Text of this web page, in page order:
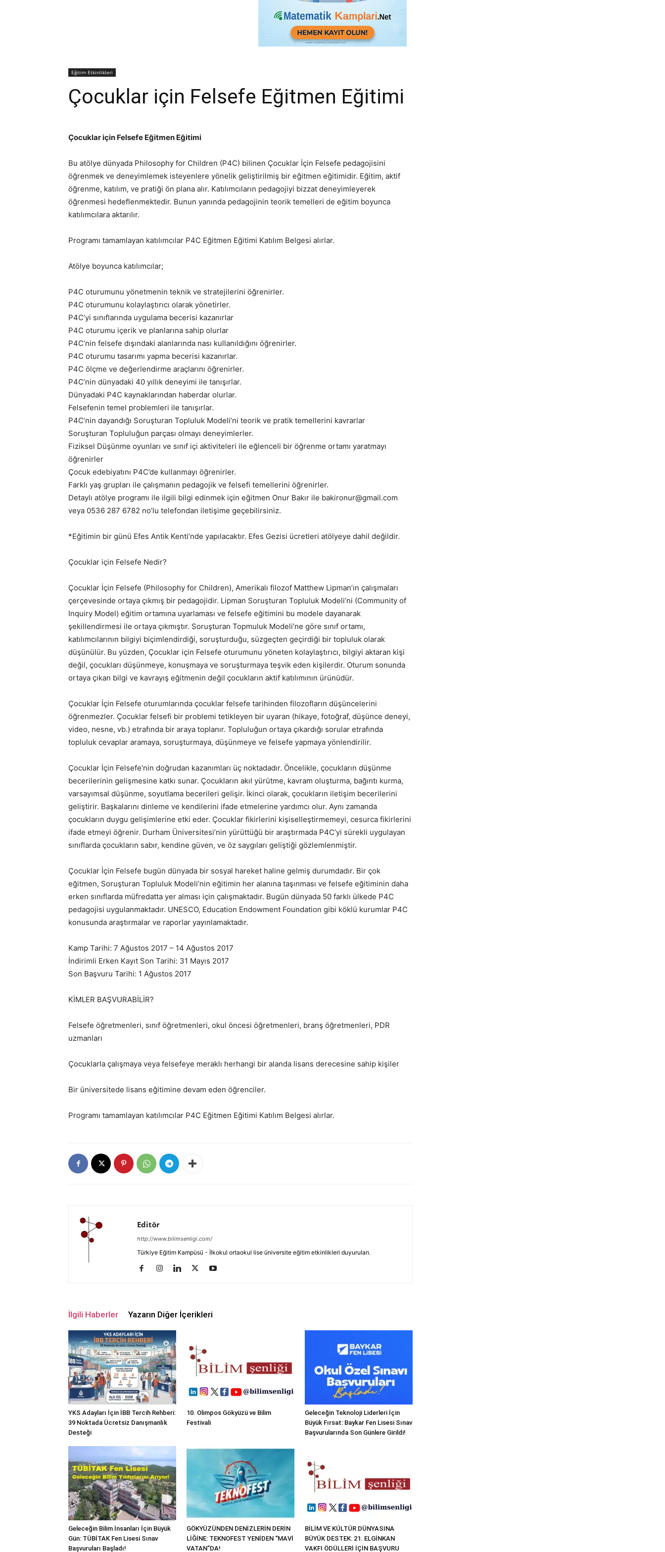
Eğitim Etkinlikleri
Çocuklar için Felsefe Eğitmen Eğitimi
Çocuklar için Felsefe Eğitmen Eğitimi
Bu atölye dünyada Philosophy for Children (P4C) bilinen Çocuklar İçin Felsefe pedagojisini
öğrenmek ve deneyimlemek isteyenlere yönelik geliştirilmiş bir eğitmen eğitimidir. Eğitim, aktif
öğrenme, katılım, ve pratiği ön plana alır. Katılımcıların pedagojiyi bizzat deneyimleyerek
öğrenmesi hedeflenmektedir. Bunun yanında pedagojinin teorik temelleri de eğitim boyunca
katılımcılara aktarılır.
Programı tamamlayan katılımcılar P4C Eğitmen Eğitimi Katılım Belgesi alırlar.
Atölye boyunca katılımcılar;
P4C oturumunu yönetmenin teknik ve stratejilerini öğrenirler.
P4C oturumunu kolaylaştırıcı olarak yönetirler.
P4C’yi sınıflarında uygulama becerisi kazanırlar
P4C oturumu içerik ve planlarına sahip olurlar
P4C’nin felsefe dışındaki alanlarında nası kullanıldığını öğrenirler.
P4C oturumu tasarımı yapma becerisi kazanırlar.
P4C ölçme ve değerlendirme araçlarını öğrenirler.
P4C’nin dünyadaki 40 yıllık deneyimi ile tanışırlar.
Dünyadaki P4C kaynaklarından haberdar olurlar.
Felsefenin temel problemleri ile tanışırlar.
P4C’nin dayandığı Soruşturan Topluluk Modeli’ni teorik ve pratik temellerini kavrarlar
Soruşturan Topluluğun parçası olmayı deneyimlerler.
Fiziksel Düşünme oyunları ve sınıf içi aktiviteleri ile eğlenceli bir öğrenme ortamı yaratmayı
öğrenirler
Çocuk edebiyatını P4C’de kullanmayı öğrenirler.
Farklı yaş grupları ile çalışmanın pedagojik ve felsefi temellerini öğrenirler.
Detaylı atölye programı ile ilgili bilgi edinmek için eğitmen Onur Bakır ile bakironur@gmail.com
veya 0536 287 6782 no’lu telefondan iletişime geçebilirsiniz.
*Eğitimin bir günü Efes Antik Kenti’nde yapılacaktır. Efes Gezisi ücretleri atölyeye dahil değildir.
Çocuklar için Felsefe Nedir?
Çocuklar İçin Felsefe (Philosophy for Children), Amerikalı filozof Matthew Lipman’ın çalışmaları
çerçevesinde ortaya çıkmış bir pedagojidir. Lipman Soruşturan Topluluk Modeli’ni (Community of
Inquiry Model) eğitim ortamına uyarlaması ve felsefe eğitimini bu modele dayanarak
şekillendirmesi ile ortaya çıkmıştır. Soruşturan Topmuluk Modeli’ne göre sınıf ortamı,
katılımcılarının bilgiyi biçimlendirdiği, soruşturduğu, süzgeçten geçirdiği bir topluluk olarak
düşünülür. Bu yüzden, Çocuklar için Felsefe oturumunu yöneten kolaylaştırıcı, bilgiyi aktaran kişi
değil, çocukları düşünmeye, konuşmaya ve soruşturmaya teşvik eden kişilerdir. Oturum sonunda
ortaya çıkan bilgi ve kavrayış eğitmenin değil çocukların aktif katılımının ürünüdür.
Çocuklar İçin Felsefe oturumlarında çocuklar felsefe tarihinden filozofların düşüncelerini
öğrenmezler. Çocuklar felsefi bir problemi tetikleyen bir uyaran (hikaye, fotoğraf, düşünce deneyi,
video, nesne, vb.) etrafında bir araya toplanır. Topluluğun ortaya çıkardığı sorular etrafında
topluluk cevaplar aramaya, soruşturmaya, düşünmeye ve felsefe yapmaya yönlendirilir.
Çocuklar İçin Felsefe’nin doğrudan kazanımları üç noktadadır. Öncelikle, çocukların düşünme
becerilerinin gelişmesine katkı sunar. Çocukların akıl yürütme, kavram oluşturma, bağıntı kurma,
varsayımsal düşünme, soyutlama becerileri gelişir. İkinci olarak, çocukların iletişim becerilerini
geliştirir. Başkalarını dinleme ve kendilerini ifade etmelerine yardımcı olur. Aynı zamanda
çocukların duygu gelişimlerine etki eder. Çocuklar fikirlerini kişiselleştirmemeyi, cesurca fikirlerini
ifade etmeyi öğrenir. Durham Üniversitesi’nin yürüttüğü bir araştırmada P4C’yi sürekli uygulayan
sınıflarda çocukların sabır, kendine güven, ve öz saygıları geliştiği gözlemlenmiştir.
Çocuklar İçin Felsefe bugün dünyada bir sosyal hareket haline gelmiş durumdadır. Bir çok
eğitmen, Soruşturan Topluluk Modeli’nin eğitimin her alanına taşınması ve felsefe eğitiminin daha
erken sınıflarda müfredatta yer alması için çalışmaktadır. Bugün dünyada 50 farklı ülkede P4C
pedagojisi uygulanmaktadır. UNESCO, Education Endowment Foundation gibi köklü kurumlar P4C
konusunda araştırmalar ve raporlar yayınlamaktadır.
Kamp Tarihi: 7 Ağustos 2017 – 14 Ağustos 2017
İndirimli Erken Kayıt Son Tarihi: 31 Mayıs 2017
Son Başvuru Tarihi: 1 Ağustos 2017
KİMLER BAŞVURABİLİR?
Felsefe öğretmenleri, sınıf öğretmenleri, okul öncesi öğretmenleri, branş öğretmenleri, PDR
uzmanları
Çocuklarla çalışmaya veya felsefeye meraklı herhangi bir alanda lisans derecesine sahip kişiler
Bir üniversitede lisans eğitimine devam eden öğrenciler.
Programı tamamlayan katılımcılar P4C Eğitmen Eğitimi Katılım Belgesi alırlar.
Editör
http://www.bilimsenligi.com/
Türkiye Eğitim Kampüsü - İlkokul ortaokul lise üniversite eğitim etkinlikleri duyuruları.
İlgili Haberler Yazarın Diğer İçerikleri
YKS Adayları İçin İBB Tercih Rehberi:
39 Noktada Ücretsiz Danışmanlık
Desteği
10. Olimpos Gökyüzü ve Bilim
Festivali
Geleceğin Teknoloji Liderleri İçin
Büyük Fırsat: Baykar Fen Lisesi Sınav
Başvurularında Son Günlere Girildi!
Geleceğin Bilim İnsanları İçin Büyük
Gün: TÜBİTAK Fen Lisesi Sınav
Başvuruları Başladı!
GÖKYÜZÜNDEN DENİZLERİN DERİN
LİĞİNE: TEKNOFEST YENİDEN “MAVİ
VATAN”DA!
BİLİM VE KÜLTÜR DÜNYASINA
BÜYÜK DESTEK: 21. ELGİNKAN
VAKFI ÖDÜLLERİ İÇİN BAŞVURU